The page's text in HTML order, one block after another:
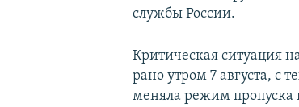
службы России.
Критическая ситуация
рано утром 7 августа, с
меняла режим пропуска